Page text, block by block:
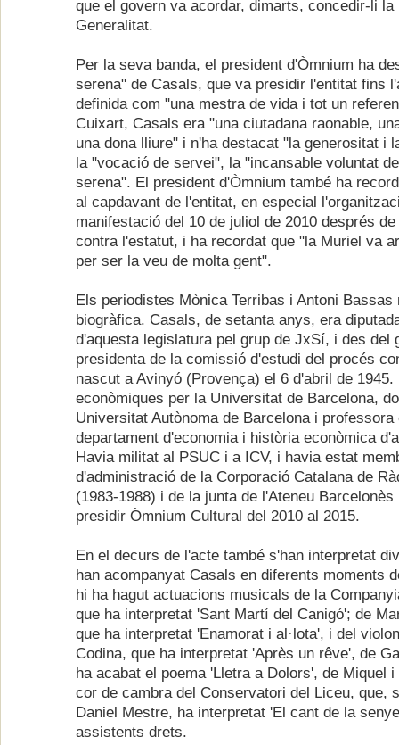
que el govern va acordar, dimarts, concedir-li la
Generalitat.
Per la seva banda, el president d'Òmnium ha
serena" de Casals, que va presidir l'entitat fins
definida com "una mestra de vida i tot un
Cuixart, Casals era "una ciutadana raonable,
una dona lliure" i n'ha destacat "la generositat i
la "vocació de servei", la "incansable voluntat
serena". El president d'Òmnium també ha
al capdavant de l'entitat, en especial
manifestació del 10 de juliol de 2010 després
contra l'estatut, i ha recordat que "la Muriel va
per ser la veu de molta gent".
Els periodistes Mònica Terribas i Antoni Bassas
biogràfica. Casals, de setanta anys, era
d'aquesta legislatura pel grup de JxSí, i des del
presidenta de la comissió d'estudi del procés
nascut a Avinyó (Provença) el 6 d'abril de
econòmiques per la Universitat de Barcelona,
Universitat Autònoma de Barcelona i professora
departament d'economia i història econòmica
Havia militat al PSUC i a ICV, i havia estat
d'administració de la Corporació Catalana de
(1983-1988) i de la junta de l'Ateneu Barcelonès
presidir Òmnium Cultural del 2010 al 2015.
En el decurs de l'acte també s'han interpretat
han acompanyat Casals en diferents moments
hi ha hagut actuacions musicals de la
que ha interpretat 'Sant Martí del Canigó'; de
que ha interpretat 'Enamorat i al·lota', i del
Codina, que ha interpretat 'Après un rêve', de
ha acabat el poema 'Lletra a Dolors', de Miquel
cor de cambra del Conservatori del Liceu, que,
Daniel Mestre, ha interpretat 'El cant de la
assistents drets.